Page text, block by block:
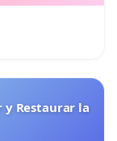
Restaurar la